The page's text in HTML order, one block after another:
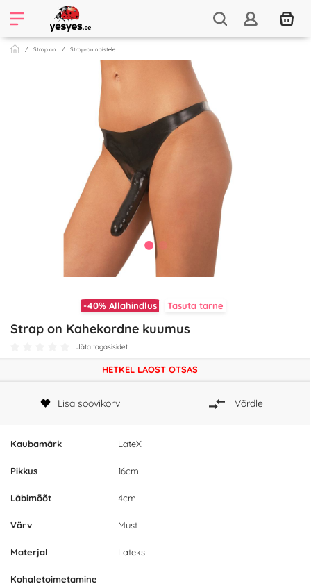
Strap on Strap-on naistele
-40% Allahindlus Tasuta tarne
Strap on Kahekordne kuumus
Jäta tagasisidet
Kaubamärk LateX
Pikkus 16cm
Läbimõõt 4cm
Värv Must
Materjal Lateks
Kohaletoimetamine -
HETKEL LAOST OTSAS
Lisa soovikorvi Võrdle